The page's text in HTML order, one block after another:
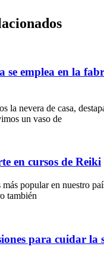
se emplea en la
la nevera de casa,
un vaso de
en cursos de Reiki
popular en nuestro
también
para cuidar la